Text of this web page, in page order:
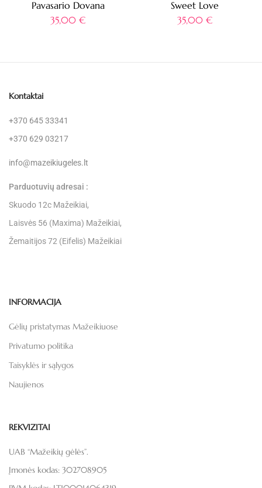
Pavasario Dovana
35,00 €
Sweet Love
35,00 €
Kontaktai
+370 645 33341
+370 629 03217
info@mazeikiugeles.lt
Parduotuvių adresai :
Skuodo 12c Mažeikiai,
Laisvės 56 (Maxima) Mažeikiai,
Žemaitijos 72 (Eifelis) Mažeikiai
INFORMACIJA
Gėlių pristatymas Mažeikiuose
Privatumo politika
Taisyklės ir sąlygos
Naujienos
REKVIZITAI
UAB “Mažeikių gėlės”.
Įmonės kodas: 302708905